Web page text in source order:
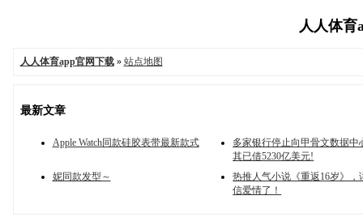
人人体育
人人体育app官网下载» 站点地图
最新文章
Apple Watch同款硅胶表带最新款式
多家银行停止向甲骨文数据中
其已借5230亿美元!
妮同款发型～
热推人气小说《重返16岁》，
信爱情了！